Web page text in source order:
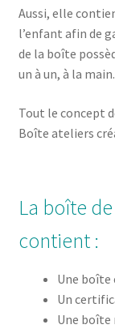
Aussi, elle
l’enfant afin de
de la boîte
un à un, à la main.
Tout le concept
Boîte ateliers
La boîte
contient :
Une boîte
Un
Une boîte